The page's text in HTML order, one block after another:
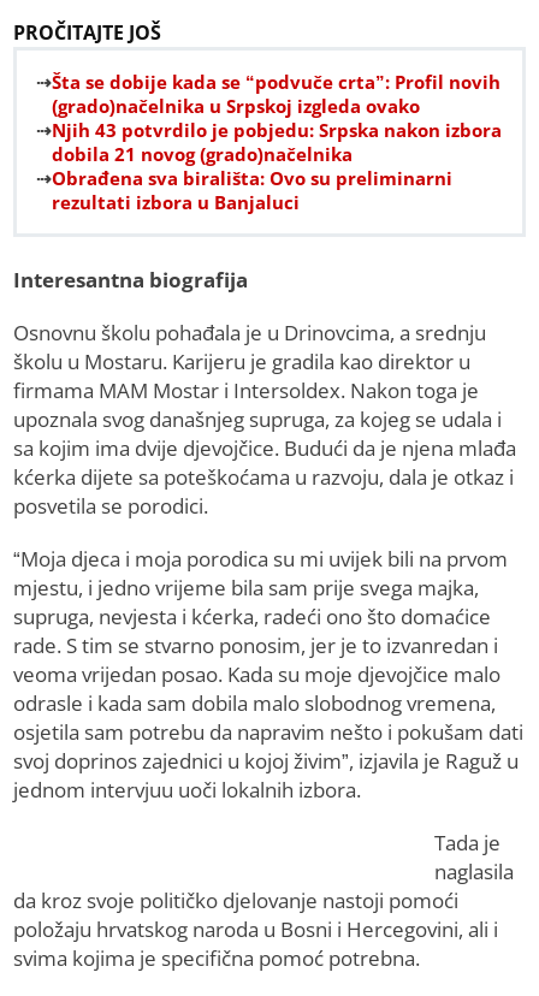
PROČITAJTE JOŠ
Šta se dobije kada se “podvuče crta”: Profil novih
(grado)načelnika u Srpskoj izgleda ovako
Njih 43 potvrdilo je pobjedu: Srpska nakon izbora
dobila 21 novog (grado)načelnika
Obrađena sva birališta: Ovo su preliminarni
rezultati izbora u Banjaluci
Interesantna biografija
Osnovnu školu pohađala je u Drinovcima, a srednju
školu u Mostaru. Karijeru je gradila kao direktor u
firmama MAM Mostar i Intersoldex. Nakon toga je
upoznala svog današnjeg supruga, za kojeg se udala i
sa kojim ima dvije djevojčice. Budući da je njena mlađa
kćerka dijete sa poteškoćama u razvoju, dala je otkaz i
posvetila se porodici.
“Moja djeca i moja porodica su mi uvijek bili na prvom
mjestu, i jedno vrijeme bila sam prije svega majka,
supruga, nevjesta i kćerka, radeći ono što domaćice
rade. S tim se stvarno ponosim, jer je to izvanredan i
veoma vrijedan posao. Kada su moje djevojčice malo
odrasle i kada sam dobila malo slobodnog vremena,
osjetila sam potrebu da napravim nešto i pokušam dati
svoj doprinos zajednici u kojoj živim”, izjavila je Raguž u
jednom intervjuu uoči lokalnih izbora.
Tada je
naglasila
da kroz svoje političko djelovanje nastoji pomoći
položaju hrvatskog naroda u Bosni i Hercegovini, ali i
svima kojima je specifična pomoć potrebna.